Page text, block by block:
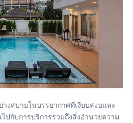
งสบายในบรรยากาศที่เงียบสงบและ
ปกับการบริการรวมถึงสิ่งอำนวยความ